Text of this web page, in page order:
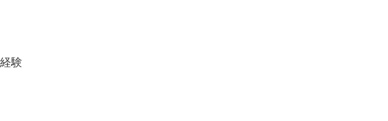
験